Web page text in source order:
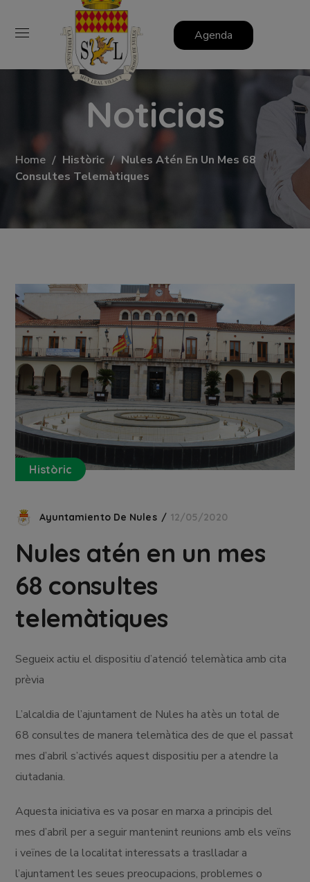
Agenda
Noticias
Home Històric
Nules Atén En Un Mes 68
Consultes Telemàtiques
Històric
Ayuntamiento De Nules 12/05/2020
Nules atén en un mes
68 consultes
telemàtiques
Segueix actiu el dispositiu d’atenció telemàtica amb cita
prèvia
L’alcaldia de l’ajuntament de Nules ha atès un total de
68 consultes de manera telemàtica des de que el passat
mes d’abril s’activés aquest dispositiu per a atendre la
ciutadania.
Aquesta iniciativa es va posar en marxa a principis del
mes d’abril per a seguir mantenint reunions amb els veïns
i veïnes de la localitat interessats a traslladar a
l’ajuntament les seues preocupacions, problemes o